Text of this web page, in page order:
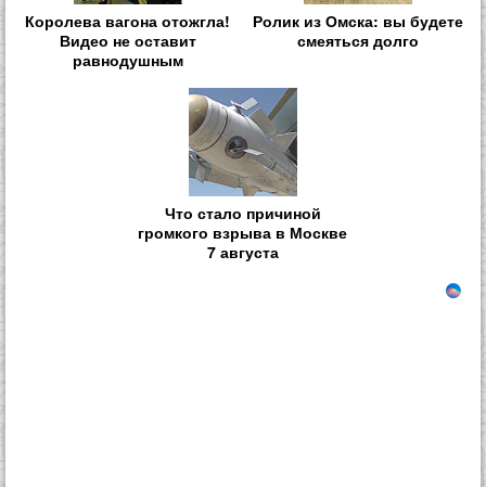
Королева вагона отожгла!
Видео не оставит
равнодушным
Ролик из Омска: вы будете
смеяться долго
Что стало причиной
громкого взрыва в Москве
7 августа